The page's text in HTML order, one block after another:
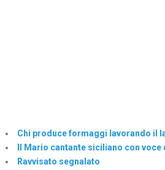
Chi produce formaggi lavorando il
Il Mario cantante siciliano con voce
Ravvisato segnalato